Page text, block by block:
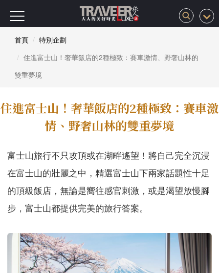
首頁
特別企劃
住進富士山！奢華飯店的2種極致：賽車激情、野奢山林的
雙重夢境
住進富士山！奢華飯店的2種極致：賽車激
情、野奢山林的雙重夢境
富士山旅行不只攻頂或在湖畔遙望！將自己完全沉浸
在富士山的壯麗之中，精選富士山下兩家話題性十足
的頂級飯店，無論是嚮往感官刺激，或是渴望放慢腳
步，富士山都提供完美的旅行答案。